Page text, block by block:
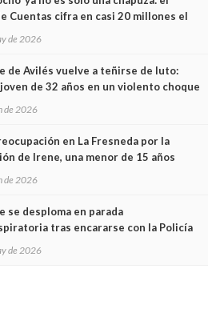
Cuentas cifra en casi 20 millones el
de los trenes que no cabían por los
de 2026
de Avilés vuelve a teñirse de luto:
de 32 años en un violento choque
de 2026
en La Fresneda por la
de Irene, una menor de 15 años
de 2026
se desploma en parada
tras encararse con la Policía
de 2026